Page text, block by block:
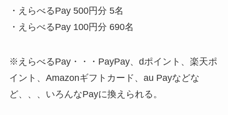
・えらべるPay 500円分 5名​
・えらべるPay 100円分 690名​
※えらべるPay・・・PayPay、dポイント、楽天ポ
イント、Amazonギフトカード、au Payなどな
ど、、、いろんなPayに換えられる。